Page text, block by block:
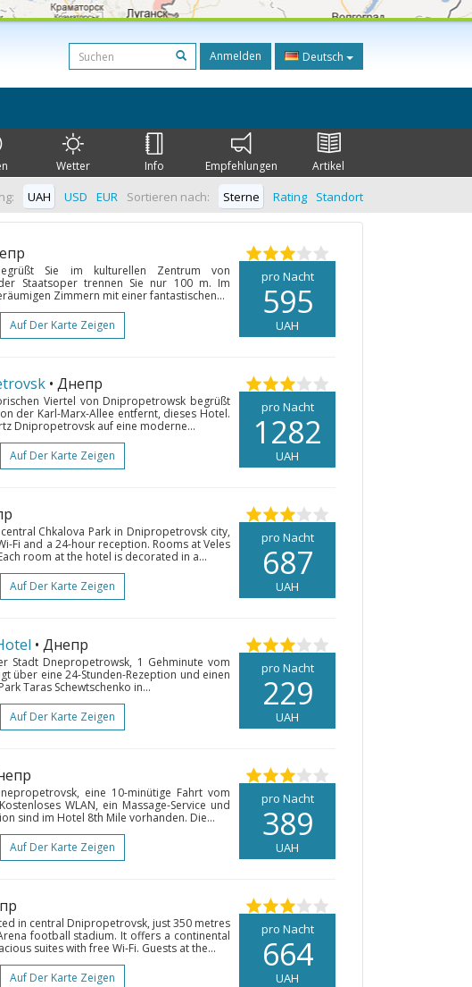
Anmelden Deutsch
Wetter Info Empfehlungen Artikel
Sortieren nach: Sterne Rating Standort
UAH USD EUR
pro Nacht
595
UAH
Sie im kulturellen Zentrum von
Staatsoper trennen Sie nur 100 m. Im
Zimmern mit einer fantastischen...
Auf Der Karte Zeigen
pro Nacht
1282
UAH
• Днепр
Viertel von Dnipropetrowsk begrüßt
der Karl-Marx-Allee entfernt, dieses Hotel.
Dnipropetrovsk auf eine moderne...
Auf Der Karte Zeigen
pro Nacht
687
UAH
Chkalova Park in Dnipropetrovsk city,
Fi and a 24-hour reception. Rooms at Veles
room at the hotel is decorated in a...
Auf Der Karte Zeigen
pro Nacht
229
UAH
• Днепр
Stadt Dnepropetrowsk, 1 Gehminute vom
über eine 24-Stunden-Rezeption und einen
Taras Schewtschenko in...
Auf Der Karte Zeigen
pro Nacht
389
UAH
eine 10-minütige Fahrt vom
WLAN, ein Massage-Service und
sind im Hotel 8th Mile vorhanden. Die...
Auf Der Karte Zeigen
pro Nacht
664
UAH
in central Dnipropetrovsk, just 350 metres
football stadium. It offers a continental
suites with free Wi-Fi. Guests at the...
Auf Der Karte Zeigen